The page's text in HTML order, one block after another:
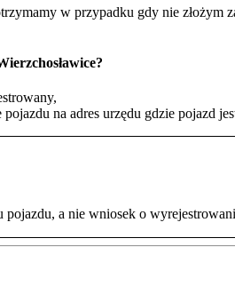
w przypadku gdy nie
na adres urzędu gdzie pojazd
a nie wniosek o